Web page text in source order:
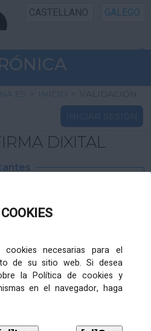
cookies necesarias para el
de su sitio web. Si desea
la Política de cookies y
en el navegador, haga
CASTELLANO GALEGO
SEDE
INICIO
PÚBLICA
> INICIO >
VALIDACIÓN
INICIAR SESIÓN
DIXITAL